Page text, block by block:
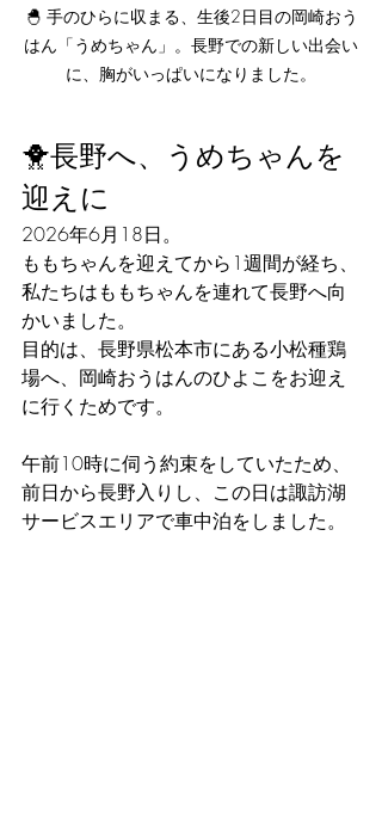
🐣 手のひらに収まる、生後2日目の岡崎おう
はん「うめちゃん」。長野での新しい出会い
に、胸がいっぱいになりました。
🐥長野へ、うめちゃんを
迎えに
2026年6月18日。
ももちゃんを迎えてから1週間が経ち、
私たちはももちゃんを連れて長野へ向
かいました。
目的は、長野県松本市にある小松種鶏
場へ、岡崎おうはんのひよこをお迎え
に行くためです。
午前10時に伺う約束をしていたため、
前日から長野入りし、この日は諏訪湖
サービスエリアで車中泊をしました。